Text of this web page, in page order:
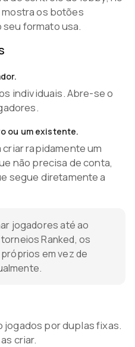
os botões
formato usa.
individuais. Abre-se o
ou um existente.
criar rapidamente um
não precisa de conta,
segue diretamente a
jogadores até ao
Ranked, os
em vez de
jogados por duplas fixas.
criar.